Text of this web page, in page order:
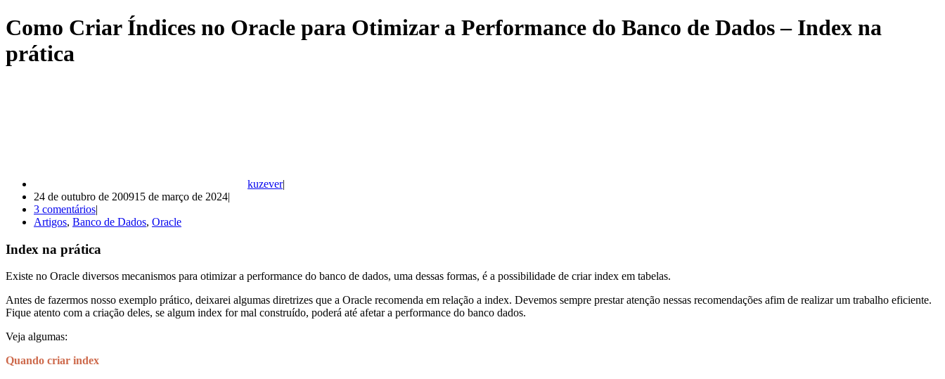
Como Criar Índices no Oracle para Otimizar a Performance do Banco de Dados – Index na
prática
kuzever
24 de outubro de 200915 de março de 2024
3 comentários
Artigos, Banco de Dados, Oracle
Index na prática
Existe no Oracle diversos mecanismos para otimizar a performance do banco de dados, uma dessas formas, é a possibilidade de criar index em tabelas.
Antes de fazermos nosso exemplo prático, deixarei algumas diretrizes que a Oracle recomenda em relação a index. Devemos sempre prestar atenção nessas recomendações afim de realizar um trabalho eficiente.
Fique atento com a criação deles, se algum index for mal construído, poderá até afetar a performance do banco dados.
Veja algumas:
Quando criar index